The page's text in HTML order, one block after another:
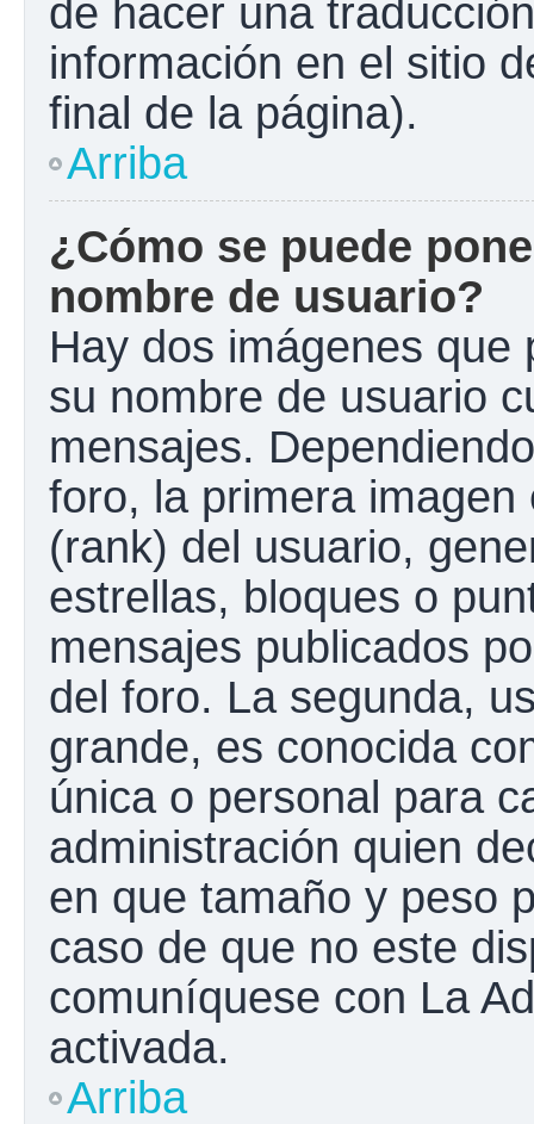
de hacer una
información en el sitio
final de la página).
Arriba
¿Cómo se puede
nombre de usuario?
Hay dos imágenes que
su nombre de usuario
mensajes.
foro, la primera
(rank) del usuario,
estrellas, bloques o
mensajes publicados
del foro. La segunda,
grande, es conocida
única o personal para
administración quien
en que tamaño y peso
caso de que no este
comuníquese con La
activada.
Arriba